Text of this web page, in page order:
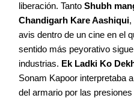
liberación. Tanto Shubh
Chandigarh Kare Aashiqui,
avis dentro de un cine en el
sentido más peyorativo
industrias. Ek Ladki Ko
Sonam Kapoor interpretaba
del armario por las